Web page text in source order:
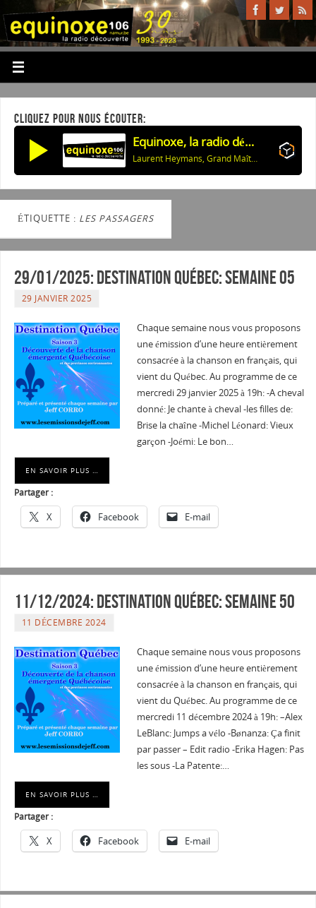
CLIQUEZ POUR NOUS ÉCOUTER:
Equinoxe, la radio découverte
Laurent Heymans, Grand Maître de la Confrérie: Les 60 ans des Compagnons de Buley
ÉTIQUETTE : LES PASSAGERS
29/01/2025: Destination Québec: semaine 05
29 JANVIER 2025
Chaque semaine nous vous proposons
une émission d’une heure entièrement
consacrée à la chanson en français, qui
vient du Québec. Au programme de ce
mercredi 29 janvier 2025 à 19h: -A cheval
donné: Je chante à cheval -les filles de:
Brise la chaîne -Michel Léonard: Vieux
garçon -Joémi: Le bon…
EN SAVOIR PLUS …
Partager :
X Facebook E-mail
11/12/2024: Destination Québec: semaine 50
11 DÉCEMBRE 2024
Chaque semaine nous vous proposons
une émission d’une heure entièrement
consacrée à la chanson en français, qui
vient du Québec. Au programme de ce
mercredi 11 décembre 2024 à 19h: –Alex
LeBlanc: Jumps a vélo -Bønanza: Ça finit
par passer – Edit radio -Erika Hagen: Pas
les sous -La Patente:…
EN SAVOIR PLUS …
Partager :
X Facebook E-mail